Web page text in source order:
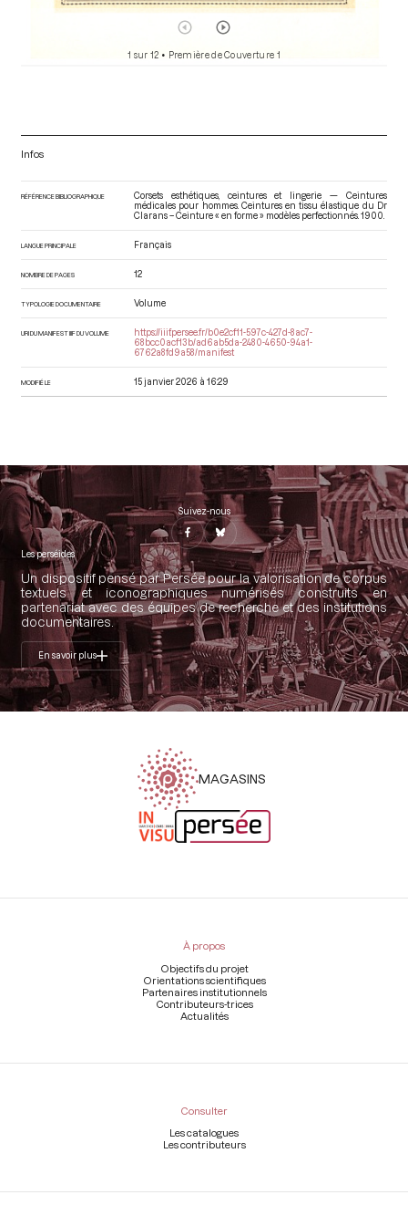
1 sur 12 • Première de Couverture 1
Infos
RÉFÉRENCE BIBLIOGRAPHIQUE
Corsets esthétiques, ceintures et lingerie — Ceintures
médicales pour hommes. Ceintures en tissu élastique du Dr
Clarans – Ceinture « en forme » modèles perfectionnés . 1900.
LANGUE PRINCIPALE Français
NOMBRE DE PAGES 12
TYPOLOGIE DOCUMENTAIRE Volume
URI DU MANIFEST IIIF DU VOLUME
https://iiif.persee.fr/b0e2cf11-597c-427d-8ac7-
68bcc0acf13b/ad6ab5da-2480-4650-94a1-
6762a8fd9a58/manifest
MODIFIÉ LE 15 janvier 2026 à 16:29
Suivez-nous
Les perséides
Un dispositif pensé par Persée pour la valorisation de corpus
textuels et iconographiques numérisés construits en
partenariat avec des équipes de recherche et des institutions
documentaires.
En savoir plus
MAGASINS
Menu
À propos
Objectifs du projet
Orientations scientifiques
Partenaires institutionnels
Contributeurs-trices
Actualités
Consulter
Les catalogues
Les contributeurs